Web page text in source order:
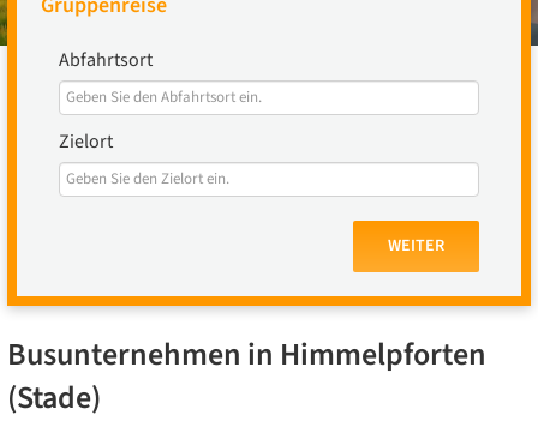
Abfahrtsort
Zielort
WEITER
Busunternehmen in Himmelpforten
(Stade)